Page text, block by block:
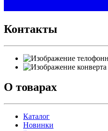
Контакты
О товарах
Каталог
Новинки